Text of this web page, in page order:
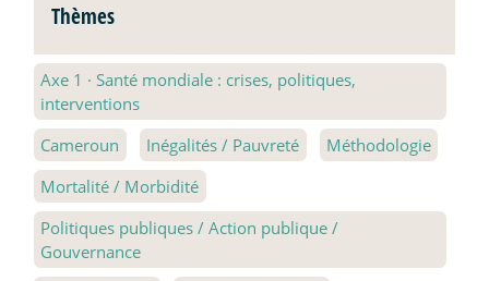
Thèmes
Axe 1 · Santé mondiale : crises, politiques,
interventions
Cameroun
Inégalités / Pauvreté
Méthodologie
Mortalité / Morbidité
Politiques publiques / Action publique /
Gouvernance